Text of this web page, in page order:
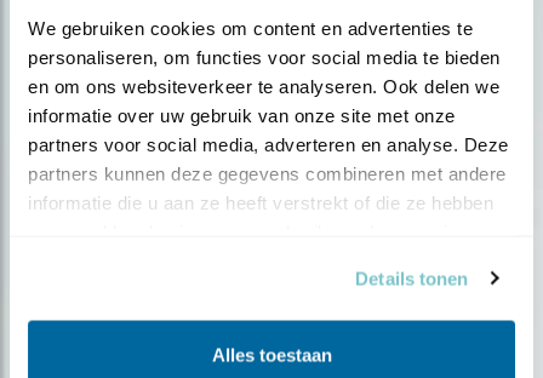
We gebruiken cookies om content en advertenties te
personaliseren, om functies voor social media te bieden
en om ons websiteverkeer te analyseren. Ook delen we
informatie over uw gebruik van onze site met onze
partners voor social media, adverteren en analyse. Deze
partners kunnen deze gegevens combineren met andere
informatie die u aan ze heeft verstrekt of die ze hebben
Details tonen
Alles toestaan